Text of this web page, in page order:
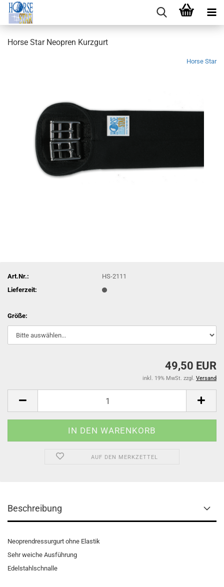
Horse Star Neopren Kurzgurt
Horse Star
Art.Nr.:
HS-2111
Lieferzeit:
Größe:
49,50 EUR
inkl. 19% MwSt. zzgl. Versand
AUF DEN MERKZETTEL
Beschreibung
Neoprendressurgurt ohne Elastik
Sehr weiche Ausführung
Edelstahlschnalle